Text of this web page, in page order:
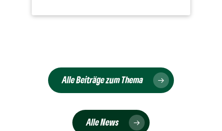
Alle Beiträge zum Thema
Alle News